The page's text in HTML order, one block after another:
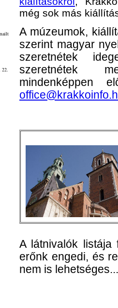
22.
még sok más
A múzeumok,
szerint magyar
szeretnétek
szeretnétek
mindenképpen
A látnivalók listája
erőnk engedi, és
nem is